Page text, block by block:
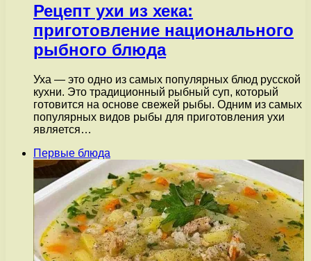
Рецепт ухи из хека:
приготовление национального
рыбного блюда
Уха — это одно из самых популярных блюд русской
кухни. Это традиционный рыбный суп, который
готовится на основе свежей рыбы. Одним из самых
популярных видов рыбы для приготовления ухи
является…
Первые блюда